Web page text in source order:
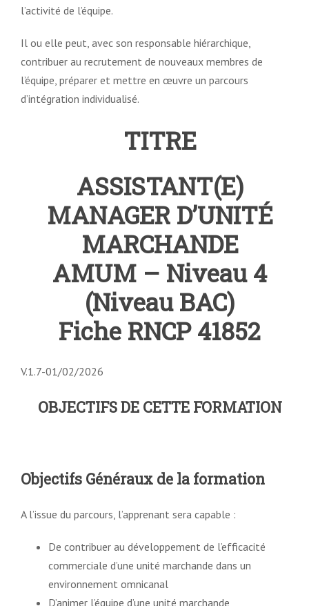
l’activité de l’équipe.
Il ou elle peut, avec son responsable hiérarchique,
contribuer au recrutement de nouveaux membres de
l’équipe, préparer et mettre en œuvre un parcours
d’intégration individualisé.
TITRE
ASSISTANT(E)
MANAGER D’UNITÉ
MARCHANDE
AMUM – Niveau 4
(Niveau BAC)
Fiche RNCP 41852
V.1.7-01/02/2026
OBJECTIFS DE CETTE FORMATION
Objectifs Généraux de la formation
A l’issue du parcours, l’apprenant sera capable :
De contribuer au développement de l’efficacité
commerciale d’une unité marchande dans un
environnement omnicanal
D’animer l’équipe d’une unité marchande